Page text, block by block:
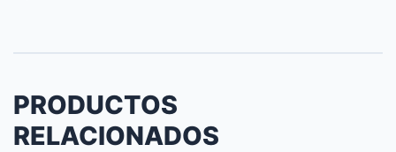
PRODUCTOS
RELACIONADOS